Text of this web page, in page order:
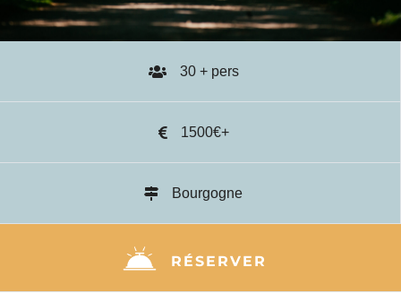
30 + pers
1500€+
Bourgogne
RÉSERVER